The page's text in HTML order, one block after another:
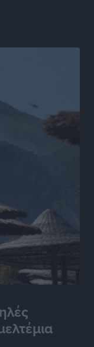
Οι
–
και τοπική
φαινόμενα
το
από τη Λέσχη
Πάνω από 1 εκατ.
των